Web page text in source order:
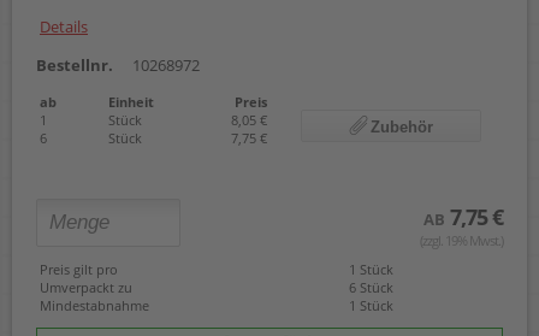
Details
Bestellnr.
10268972
ab Einheit
Preis
1
Stück
8,05 €
6
Stück 7,75 €
Zubehör
AB 7,75 €
(zzgl. 19% Mwst.)
Preis gilt pro
1 Stück
Umverpackt zu
6 Stück
Mindestabnahme
1 Stück